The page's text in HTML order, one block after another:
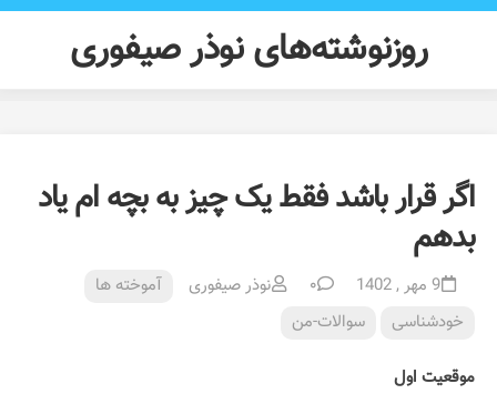
Skip
روزنوشته‌های نوذر صیفوری
اگر قرار باشد فقط یک چیز به بچه ام یاد
بدهم
9 مهر , 1402 ۰ نوذر صیفوری
آموخته ها
خودشناسی
سوالات-من
موقعیت اول